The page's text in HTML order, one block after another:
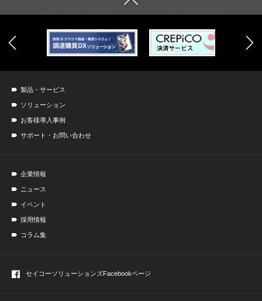
製品・サービス
ソリューション
お客様導入事例
サポート・お問い合わせ
企業情報
ニュース
イベント
採用情報
コラム集
セイコーソリューションズFacebookページ